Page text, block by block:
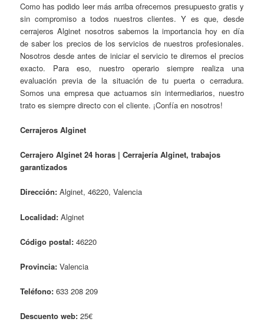
Como has podido leer más arriba ofrecemos presupuesto gratis y
sin compromiso a todos nuestros clientes. Y es que, desde
cerrajeros Alginet nosotros sabemos la importancia hoy en día
de saber los precios de los servicios de nuestros profesionales.
Nosotros desde antes de iniciar el servicio te diremos el precios
exacto. Para eso, nuestro operario siempre realiza una
evaluación previa de la situación de tu puerta o cerradura.
Somos una empresa que actuamos sin intermediarios, nuestro
trato es siempre directo con el cliente. ¡Confía en nosotros!
Cerrajeros Alginet
Cerrajero Alginet 24 horas | Cerrajería Alginet, trabajos
garantizados
Dirección: Alginet, 46220, Valencia
Localidad: Alginet
Código postal: 46220
Provincia: Valencia
Teléfono: 633 208 209
Descuento web: 25€